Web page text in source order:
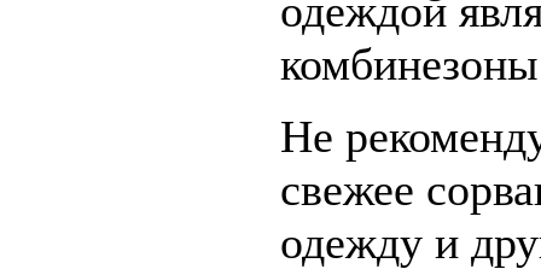
одеждой
Не
свежее
одежду и